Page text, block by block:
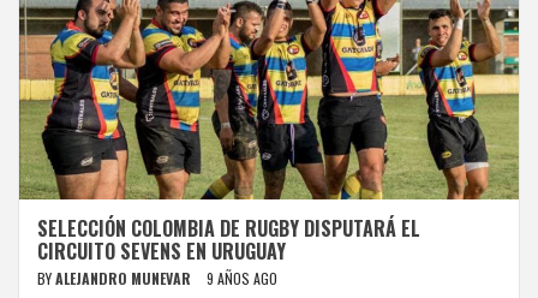
SELECCIÓN COLOMBIA DE RUGBY DISPUTARÁ EL
CIRCUITO SEVENS EN URUGUAY
BYALEJANDRO MUNEVAR 9 AÑOS AGO